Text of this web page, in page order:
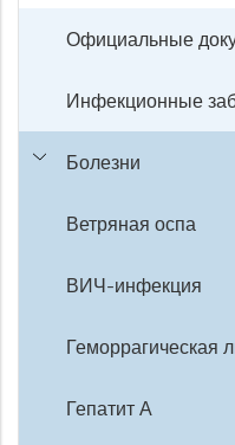
Официальные
Инфекционные
Болезни
Ветряная оспа
ВИЧ-инфекция
Геморрагическая
Гепатит А